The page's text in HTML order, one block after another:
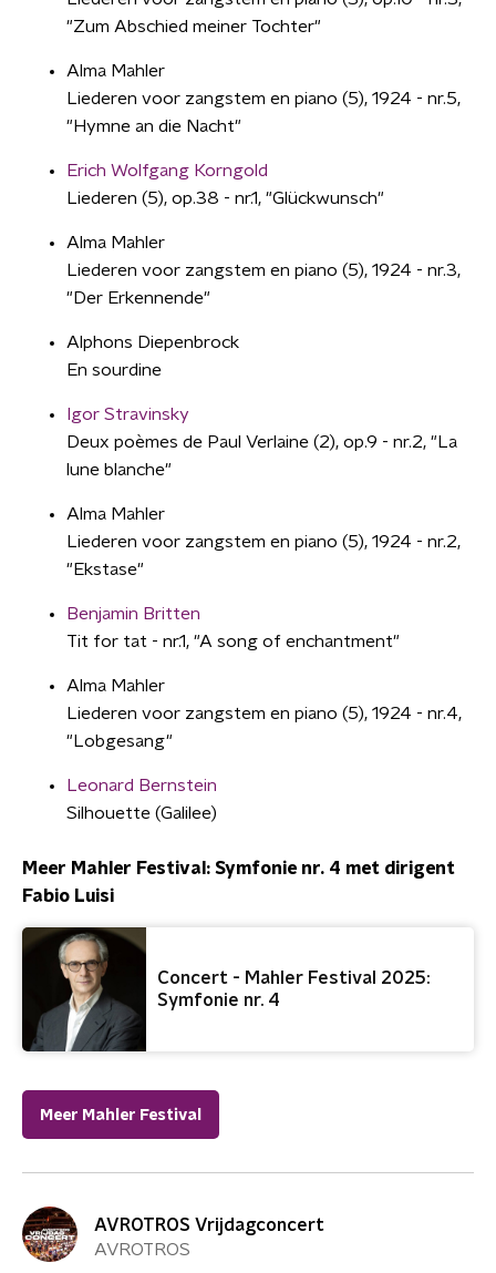
"Zum Abschied meiner Tochter"
Alma Mahler
Liederen voor zangstem en piano (5), 1924 - nr.5,
"Hymne an die Nacht"
Erich Wolfgang Korngold
Liederen (5), op.38 - nr.1, "Glückwunsch"
Alma Mahler
Liederen voor zangstem en piano (5), 1924 - nr.3,
"Der Erkennende"
Alphons Diepenbrock
En sourdine
Igor Stravinsky
Deux poèmes de Paul Verlaine (2), op.9 - nr.2, "La
lune blanche"
Alma Mahler
Liederen voor zangstem en piano (5), 1924 - nr.2,
"Ekstase"
Benjamin Britten
Tit for tat - nr.1, "A song of enchantment"
Alma Mahler
Liederen voor zangstem en piano (5), 1924 - nr.4,
"Lobgesang"
Leonard Bernstein
Silhouette (Galilee)
Meer Mahler Festival: Symfonie nr. 4 met dirigent
Fabio Luisi
Concert - Mahler Festival 2025:
Symfonie nr. 4
Meer Mahler Festival
AVROTROS Vrijdagconcert
AVROTROS